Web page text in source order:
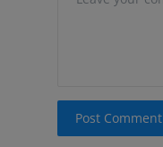
Post Comment